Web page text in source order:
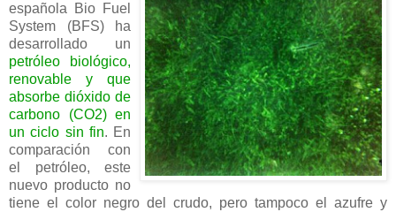
española Bio Fuel
System (BFS) ha
desarrollado un
petróleo biológico,
renovable y que
absorbe dióxido de
carbono (CO2) en
un ciclo sin fin. En
comparación con
el petróleo, este
nuevo producto no
tiene el color negro del crudo, pero tampoco el azufre y